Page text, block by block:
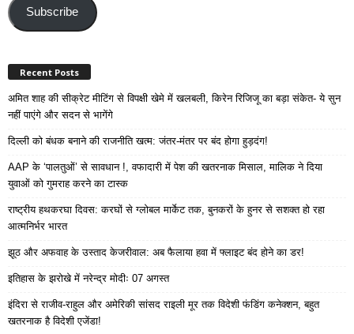
AddressSubscribe
Recent Posts
अमित शाह की सीक्रेट मीटिंग से विपक्षी खेमे में खलबली, किरेन रिजिजू का बड़ा संकेत- ये सुन
नहीं पाएंगे और सदन से भागेंगे
दिल्ली को बंधक बनाने की राजनीति खत्म: जंतर-मंतर पर बंद होगा हुड़दंग!
AAP के ‘पालतुओं’ से सावधान !, वफादारी में पेश की खतरनाक मिसाल, मालिक ने दिया
युवाओं को गुमराह करने का टास्क
राष्ट्रीय हथकरघा दिवस: करघों से ग्लोबल मार्केट तक, बुनकरों के हुनर से सशक्त हो रहा
आत्मनिर्भर भारत
झूठ और अफवाह के उस्ताद केजरीवाल: अब फैलाया हवा में फ्लाइट बंद होने का डर!
इतिहास के झरोखे में नरेन्द्र मोदीः 07 अगस्त
इंदिरा से राजीव-राहुल और अमेरिकी सांसद राइली मूर तक विदेशी फंडिंग कनेक्शन, बहुत
खतरनाक है विदेशी एजेंडा!